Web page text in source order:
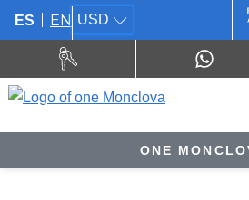
ES EN USD
ONE